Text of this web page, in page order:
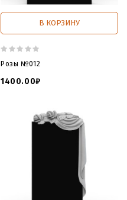
В КОРЗИНУ
Розы №012
1400.00₽